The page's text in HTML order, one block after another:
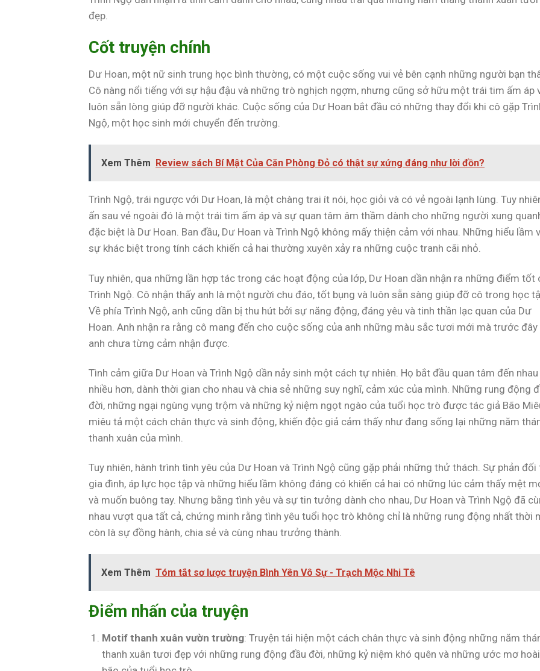
đẹp.
Cốt truyện chính
Dư Hoan, một nữ sinh trung học bình thường, có một cuộc sống vui vẻ bên cạnh những người bạn
Cô nàng nổi tiếng với sự hậu đậu và những trò nghịch ngợm, nhưng cũng sở hữu một trái tim ấm áp
luôn sẵn lòng giúp đỡ người khác. Cuộc sống của Dư Hoan bắt đầu có những thay đổi khi cô gặp
Ngộ, một học sinh mới chuyển đến trường.
Xem Thêm Review sách Bí Mật Của Căn Phòng Đỏ có thật sự xứng đáng như lời đồn?
Trình Ngộ, trái ngược với Dư Hoan, là một chàng trai ít nói, học giỏi và có vẻ ngoài lạnh lùng. Tuy
ẩn sau vẻ ngoài đó là một trái tim ấm áp và sự quan tâm âm thầm dành cho những người xung
đặc biệt là Dư Hoan. Ban đầu, Dư Hoan và Trình Ngộ không mấy thiện cảm với nhau. Những hiểu lầm
sự khác biệt trong tính cách khiến cả hai thường xuyên xảy ra những cuộc tranh cãi nhỏ.
Tuy nhiên, qua những lần hợp tác trong các hoạt động của lớp, Dư Hoan dần nhận ra những điểm tốt
Trình Ngộ. Cô nhận thấy anh là một người chu đáo, tốt bụng và luôn sẵn sàng giúp đỡ cô trong học
Về phía Trình Ngộ, anh cũng dần bị thu hút bởi sự năng động, đáng yêu và tinh thần lạc quan của Dư
Hoan. Anh nhận ra rằng cô mang đến cho cuộc sống của anh những màu sắc tươi mới mà trước đây
anh chưa từng cảm nhận được.
Tình cảm giữa Dư Hoan và Trình Ngộ dần nảy sinh một cách tự nhiên. Họ bắt đầu quan tâm đến nhau
nhiều hơn, dành thời gian cho nhau và chia sẻ những suy nghĩ, cảm xúc của mình. Những rung động
đời, những ngại ngùng vụng trộm và những kỷ niệm ngọt ngào của tuổi học trò được tác giả Bão
miêu tả một cách chân thực và sinh động, khiến độc giả cảm thấy như đang sống lại những năm
thanh xuân của mình.
Tuy nhiên, hành trình tình yêu của Dư Hoan và Trình Ngộ cũng gặp phải những thử thách. Sự phản
gia đình, áp lực học tập và những hiểu lầm không đáng có khiến cả hai có những lúc cảm thấy mệt
và muốn buông tay. Nhưng bằng tình yêu và sự tin tưởng dành cho nhau, Dư Hoan và Trình Ngộ đã
nhau vượt qua tất cả, chứng minh rằng tình yêu tuổi học trò không chỉ là những rung động nhất thời
còn là sự đồng hành, chia sẻ và cùng nhau trưởng thành.
Xem Thêm Tóm tắt sơ lược truyện Bình Yên Vô Sự - Trạch Mộc Nhi Tê
Điểm nhấn của truyện
Motif thanh xuân vườn trường: Truyện tái hiện một cách chân thực và sinh động những năm
thanh xuân tươi đẹp với những rung động đầu đời, những kỷ niệm khó quên và những ước mơ hoài